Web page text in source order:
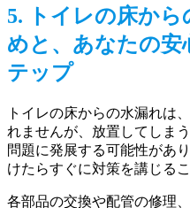
5. トイレの床から
めと、あなたの安
テップ
トイレの床からの水漏れは
れませんが、放置してしま
問題に発展する可能性があ
けたらすぐに対策を講じる
各部品の交換や配管の修理